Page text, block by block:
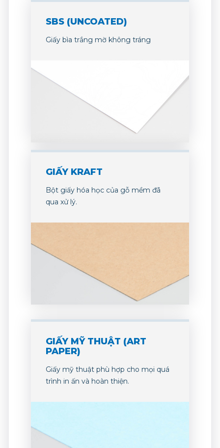
SBS (UNCOATED)
Giấy bìa trắng mờ không tráng
GIẤY KRAFT
Bột giấy hóa học của gỗ mềm đã
qua xử lý.
GIẤY MỸ THUẬT (ART
PAPER)
Giấy mỹ thuật phù hợp cho mọi quá
trình in ấn và hoàn thiện.